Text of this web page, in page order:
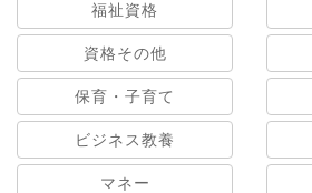
福祉資格
資格その他
保育・子育て
ビジネス教養
マネー